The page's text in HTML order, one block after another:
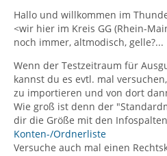
Hallo und willkommen im
<wir hier im Kreis GG (Rhein-
noch immer, altmodisch, gelle?...
Wenn der Testzeitraum für
kannst du es evtl. mal
zu importieren und von dort
Wie groß ist denn der
dir die Größe mit den
Konten-/Ordnerliste
Versuche auch mal einen